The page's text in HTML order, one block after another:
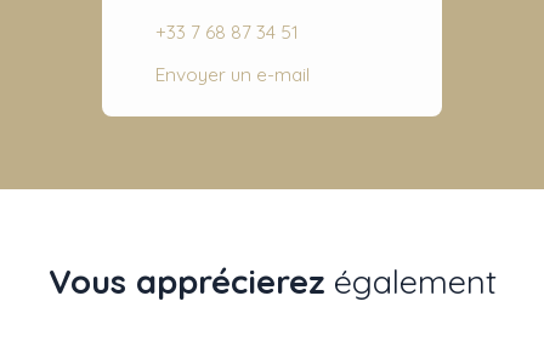
+33 7 68 87 34 51
Envoyer un e-mail
Vous apprécierez également